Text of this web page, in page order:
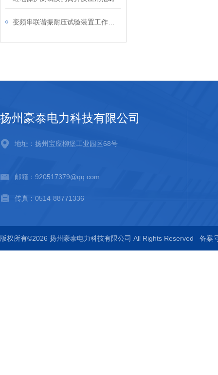
扬州豪泰电力科技有限公司
地址：扬州宝应柳堡工业园区68号
邮箱：920517379@qq.com
传真：0514-88771336
版权所有©2026 扬州豪泰电力科技有限公司 All Rights Reserved 备案